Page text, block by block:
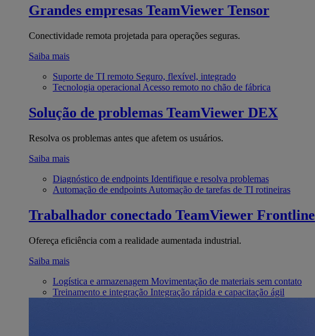
Grandes empresas TeamViewer Tensor
Conectividade remota projetada para operações seguras.
Saiba mais
Suporte de TI remoto Seguro, flexível, integrado
Tecnologia operacional Acesso remoto no chão de fábrica
Solução de problemas TeamViewer DEX
Resolva os problemas antes que afetem os usuários.
Saiba mais
Diagnóstico de endpoints Identifique e resolva problemas
Automação de endpoints Automação de tarefas de TI rotineiras
Trabalhador conectado TeamViewer Frontline
Ofereça eficiência com a realidade aumentada industrial.
Saiba mais
Logística e armazenagem Movimentação de materiais sem contato
Treinamento e integração Integração rápida e capacitação ágil